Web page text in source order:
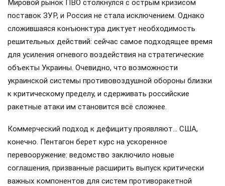
Мировой рынок ПВО столкнулся с острым кризисом
поставок ЗУР, и Россия не стала исключением. Однако
сложившаяся конъюнктура диктует необходимость
решительных действий: сейчас самое подходящее время
для усиления огневого воздействия на стратегические
объекты Украины. Очевидно, что возможности
украинской системы противовоздушной обороны близки
к критическому пределу, и сдерживать российские
ракетные атаки им становится всё сложнее.
Коммерческий подход к дефициту проявляют… США,
конечно. Пентагон берет курс на ускоренное
перевооружение: ведомство заключило новые
соглашения, призванные расширить выпуск критически
важных компонентов для систем противоракетной